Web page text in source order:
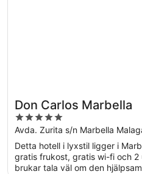
Don Carlos Marbella
5
out
of
5
Avda. Zurita s/n Marbella
Detta hotell i lyxstil ligger i
gratis frukost, gratis wi-fi och 2
brukar tala väl om den